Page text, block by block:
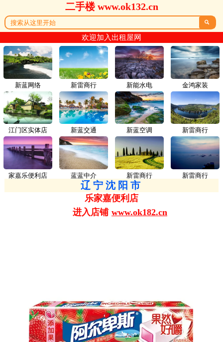
二手楼 www.ok132.cn

欢迎加入出租屋网
新蓝网络 新雷商行
江门区实体店 新蓝交通
家嘉乐便利店 蓝蓝中介
新能水电 金鸿家装
新蓝空调 新雷商行
新雷商行 新雷商行
辽宁沈阳市
乐家嘉便利店
进入店铺 www.ok182.cn